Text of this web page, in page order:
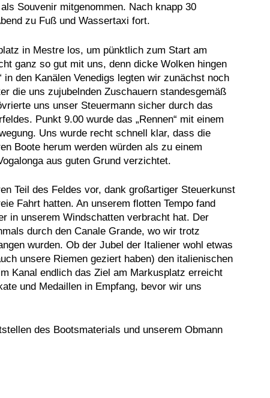
Souvenir mitgenommen. Nach knapp 30
zu Fuß und Wassertaxi fort.
in Mestre los, um pünktlich zum Start am
ganz so gut mit uns, denn dicke Wolken hingen
den Kanälen Venedigs legten wir zunächst noch
die uns zujubelnden Zuschauern standesgemäß
uns unser Steuermann sicher durch das
Punkt 9.00 wurde das „Rennen“ mit einem
Uns wurde recht schnell klar, dass die
Boote herum werden würden als zu einem
aus guten Grund verzichtet.
Teil des Feldes vor, dank großartiger Steuerkunst
Fahrt hatten. An unserem flotten Tempo fand
in unserem Windschatten verbracht hat. Der
durch den Canale Grande, wo wir trotz
wurden. Ob der Jubel der Italiener wohl etwas
unsere Riemen geziert haben) den italienischen
Kanal endlich das Ziel am Markusplatz erreicht
und Medaillen in Empfang, bevor wir uns
des Bootsmaterials und unserem Obmann